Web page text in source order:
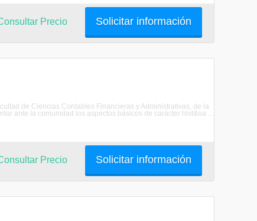
Solicitar información
Precio
de Ciencias Contables Financieras y Administrativas, de la
ante la comunidad los aspectos básicos de carácter hist&oa ...
Solicitar información
Precio